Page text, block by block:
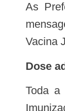
As Prefeituras são responsáveis pela busca ativa dos vacinados, mas o Governo de SP apoia a ação com o envio de
Vacina
Dose
Toda a população adulta deve se vacinar com a dose adicional de COVID-19. A nova orientação do Plano Estadual de